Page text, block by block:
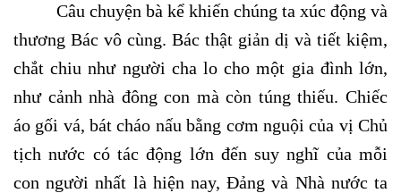
Câu chuyện bà kể khiến chúng ta xúc động và
thương Bác vô cùng. Bác thật giản dị và tiết kiệm,
chắt chiu như người cha lo cho một gia đình lớn,
như cảnh nhà đông con mà còn túng thiếu. Chiếc
áo gối vá, bát cháo nấu bằng cơm nguội của vị Chủ
tịch nước có tác động lớn đến suy nghĩ của mỗi
con người nhất là hiện nay, Đảng và Nhà nước ta